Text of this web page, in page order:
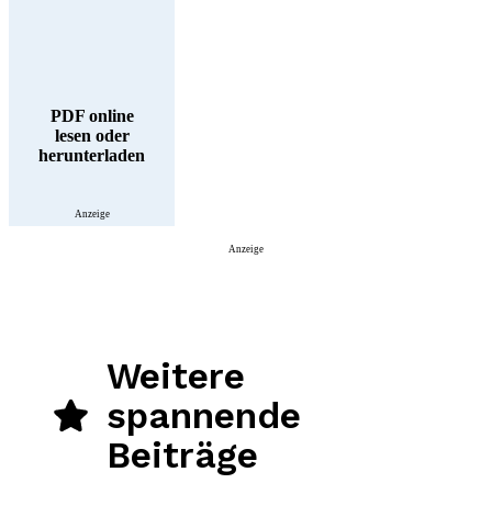
PDF online
lesen oder
herunterladen
Anzeige
Anzeige
Weitere
spannende
Beiträge